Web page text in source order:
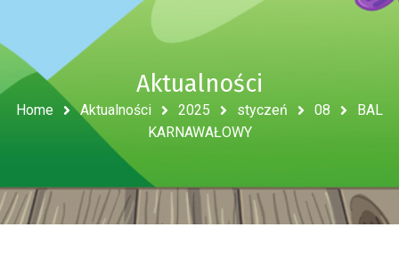
Aktualności
Home Aktualności 2025 styczeń 08
BAL
KARNAWAŁOWY